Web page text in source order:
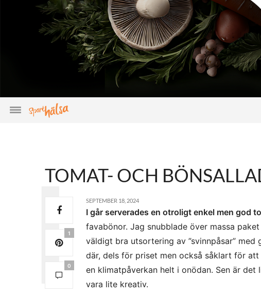
TOMAT- OCH
1
0
SEPTEMBER 18, 2024
I går serverades en otroligt enkel men god
favabönor. Jag snubblade över massa
väldigt bra utsortering av ”svinnpåsar”
där, dels för priset men också såklart för
en klimatpåverkan helt i onödan. Sen är
vara lite kreativ.